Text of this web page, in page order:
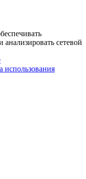
сетевой
использования